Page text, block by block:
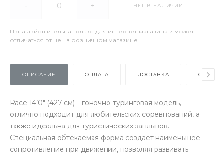
- + НЕТ В НАЛИЧИИ
Цена действительна только для интернет-магазина и может
отличаться от цен в розничном магазине
ОПИСАНИЕ ОПЛАТА ДОСТАВКА
Race 14’0″ (427 см) – гоночно-туринговая модель,
отлично подходит для любительских соревнований, а
также идеальна для туристических заплывов.
Специальная обтекаемая форма создает наименьшее
сопротивление при движении, позволяя развивать